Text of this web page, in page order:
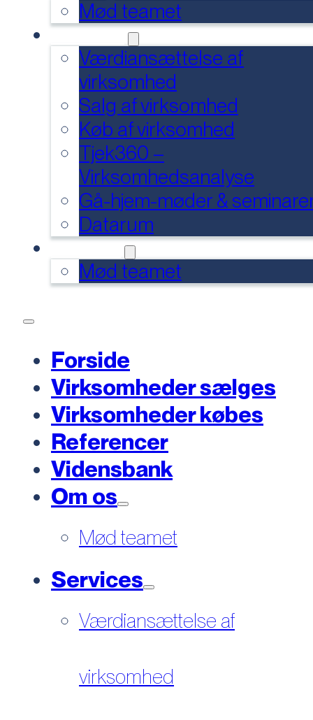
Mød teamet
Værdiansættelse af
virksomhed
Salg af virksomhed
Køb af virksomhed
Tjek360 –
Virksomhedsanalyse
Gå-hjem-møder &
Datarum
Mød teamet
Forside
Virksomheder sælges
Virksomheder købes
Referencer
Vidensbank
Om os
Mød teamet
Services
Værdiansættelse af
virksomhed